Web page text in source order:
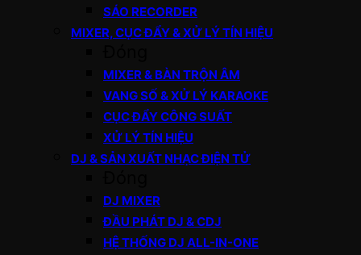
SÁO RECORDER
MIXER, CỤC ĐẨY & XỬ LÝ TÍN HIỆU
MIXER & BÀN TRỘN ÂM
VANG SỐ & XỬ LÝ KARAOKE
CỤC ĐẨY CÔNG SUẤT
XỬ LÝ TÍN HIỆU
DJ & SẢN XUẤT NHẠC ĐIỆN TỬ
DJ MIXER
ĐẦU PHÁT DJ & CDJ
HỆ THỐNG DJ ALL-IN-ONE